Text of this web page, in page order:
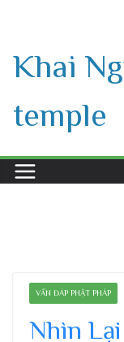
content
Khai
temple
VẤN ĐÁP PHẬT PHÁP
Nhìn